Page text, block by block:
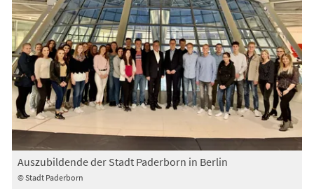
© Stadt Paderborn
Auszubildende der Stadt Paderborn in Berlin